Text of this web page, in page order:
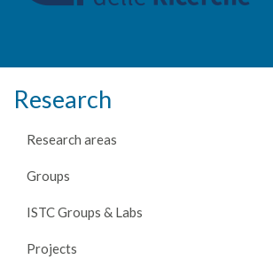
Research
Research areas
Groups
ISTC Groups & Labs
Projects